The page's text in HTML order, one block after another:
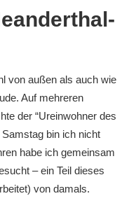
von außen als auch wie
Auf mehreren
der “Ureinwohner des
bin ich nicht
habe ich gemeinsam
– ein Teil dieses
von damals.